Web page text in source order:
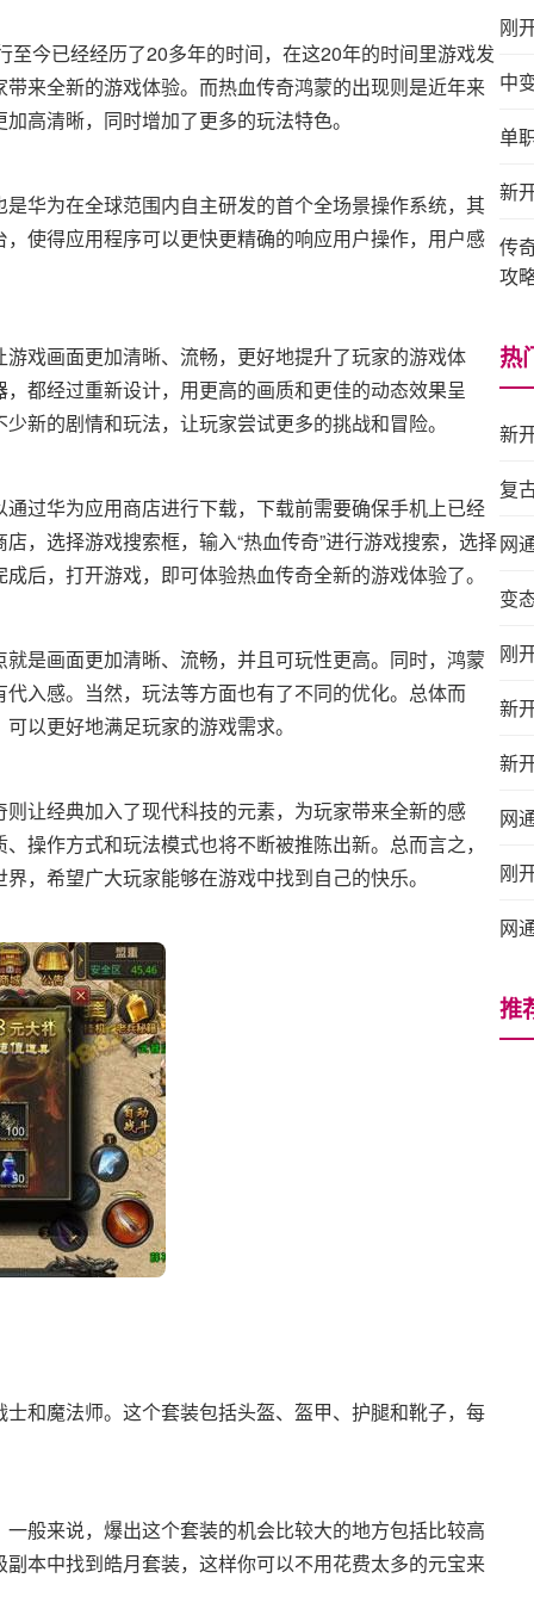
今已经经历了20多年的时间，在这20年的时间里游戏发
来全新的游戏体验。而热血传奇鸿蒙的出现则是近年来
高清晰，同时增加了更多的玩法特色。
华为在全球范围内自主研发的首个全场景操作系统，其
使得应用程序可以更快更精确的响应用户操作，用户感
戏画面更加清晰、流畅，更好地提升了玩家的游戏体
都经过重新设计，用更高的画质和更佳的动态效果呈
新的剧情和玩法，让玩家尝试更多的挑战和冒险。
过华为应用商店进行下载，下载前需要确保手机上已经
，选择游戏搜索框，输入“热血传奇”进行游戏搜索，选择
后，打开游戏，即可体验热血传奇全新的游戏体验了。
是画面更加清晰、流畅，并且可玩性更高。同时，鸿蒙
入感。当然，玩法等方面也有了不同的优化。总体而
以更好地满足玩家的游戏需求。
让经典加入了现代科技的元素，为玩家带来全新的感
操作方式和玩法模式也将不断被推陈出新。总而言之，
，希望广大玩家能够在游戏中找到自己的快乐。
和魔法师。这个套装包括头盔、盔甲、护腿和靴子，每
般来说，爆出这个套装的机会比较大的地方包括比较高
本中找到皓月套装，这样你可以不用花费太多的元宝来
刚
中
单
新
传
攻
热
新
复
网
变
刚
新
新
网
刚
网
推